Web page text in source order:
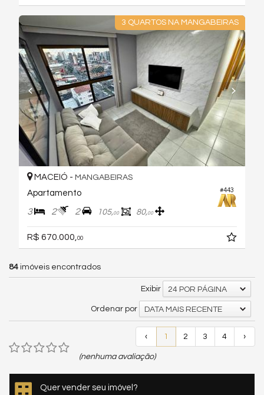
3 QUARTOS NA MANGABEIRAS
#443
MACEIÓ - MANGABEIRAS
Apartamento
3 2 2 105,00 80,00
R$ 670.000, 00
84 imóveis encontrados
Exibir 24 POR PÁGINA
Ordenar por DATA MAIS RECENTE
‹ 1 2 3 4 ›
(nenhuma avaliação)
Quer vender seu imóvel?